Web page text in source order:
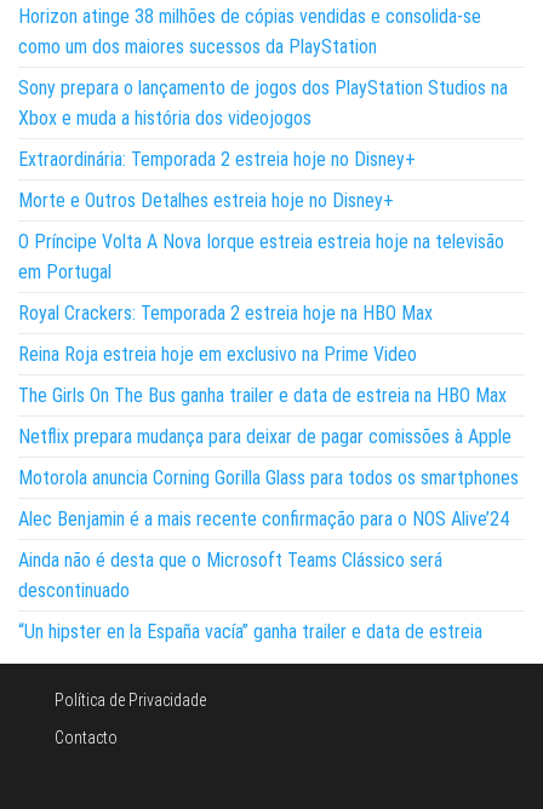
Horizon atinge 38 milhões de cópias vendidas e consolida-se
como um dos maiores sucessos da PlayStation
Sony prepara o lançamento de jogos dos PlayStation Studios na
Xbox e muda a história dos videojogos
Extraordinária: Temporada 2 estreia hoje no Disney+
Morte e Outros Detalhes estreia hoje no Disney+
O Príncipe Volta A Nova Iorque estreia estreia hoje na televisão
em Portugal
Royal Crackers: Temporada 2 estreia hoje na HBO Max
Reina Roja estreia hoje em exclusivo na Prime Video
The Girls On The Bus ganha trailer e data de estreia na HBO Max
Netflix prepara mudança para deixar de pagar comissões à Apple
Motorola anuncia Corning Gorilla Glass para todos os smartphones
Alec Benjamin é a mais recente confirmação para o NOS Alive’24
Ainda não é desta que o Microsoft Teams Clássico será
descontinuado
“Un hipster en la España vacía” ganha trailer e data de estreia
Política de Privacidade
Contacto